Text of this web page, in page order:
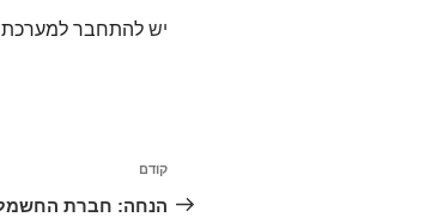
יש להתחבר למערכת
ניווט
הפוסט
הקודם
קודם
הנחה: חברת